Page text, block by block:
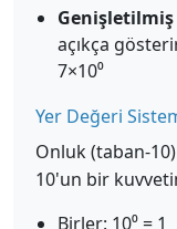
açıkça
7×10⁰
Yer Değeri
Onluk (taban-
10'un bir
Birler: 10⁰ = 1